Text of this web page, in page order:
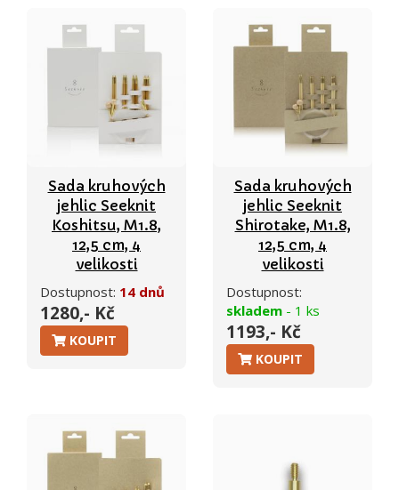
Sada kruhových
jehlic Seeknit
Koshitsu, M1.8,
12,5 cm, 4
velikosti
Dostupnost: 14 dnů
1280,- Kč
KOUPIT
Sada kruhových
jehlic Seeknit
Shirotake, M1.8,
12,5 cm, 4
velikosti
Dostupnost:
skladem - 1 ks
1193,- Kč
KOUPIT